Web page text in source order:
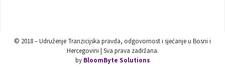
© 2018 – Udruženje Tranzicijska pravda, odgovornost i sjećanje u Bosni i
Hercegovini | Sva prava zadržana.
by BloomByte Solutions